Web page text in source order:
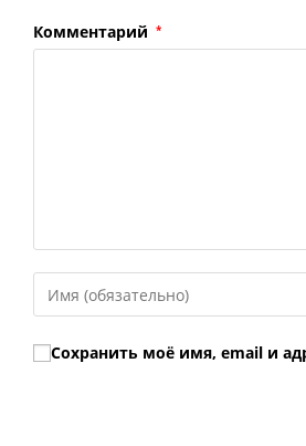
Комментарий *
Введите
свое
имя
или
Сохранить моё имя, email и